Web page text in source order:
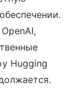
Hugging